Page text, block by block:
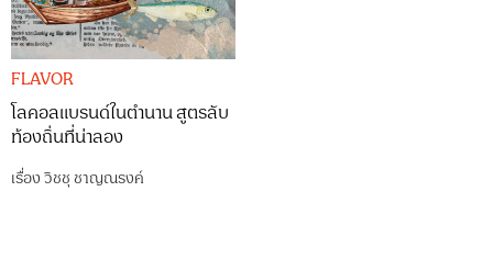
FLAVOR
โลคอลแบรนด์ในตำนาน สูตรลับ
ท้องถิ่นที่น่าลอง
เรื่องวิชชุ ชาญณรงค์